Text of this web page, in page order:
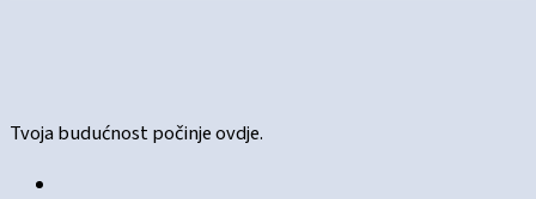
Tvoja budućnost počinje ovdje.